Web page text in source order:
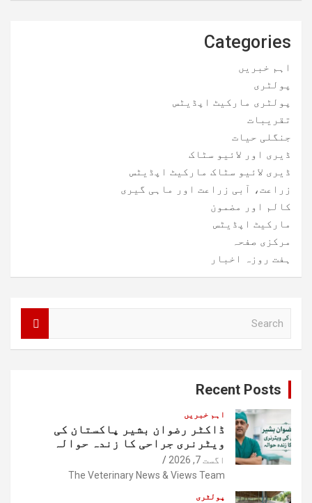
Categories
اہم خبریں
پولٹری
پولٹری مارکیٹ اپڈیٹس
تقریبات
جنگلی حیات
ڈیری اور لائیو سٹاک
ڈیری لائیو سٹاک مارکیٹ اپڈیٹس
زراعت، آبی زراعت اور ماہی گیری
کالم اور مضمون
مارکیٹ اپڈیٹس
مرکزی صفحہ
ہفت روزہ اخبار
Recent Posts
اہم خبریں
ڈاکٹر رضوان بشیر پاکستان کی
ویٹرنری جراحی کا زندہ حوالہ
اگست 7, 2026
The Veterinary News & Views Team
پولٹری